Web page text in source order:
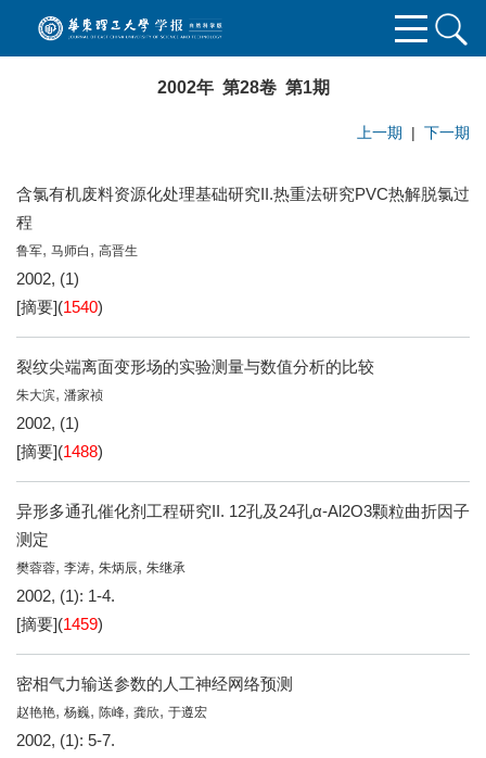
2002年 第28卷 第1期
上一期 | 下一期
含氯有机废料资源化处理基础研究II.热重法研究PVC热解脱氯过
程
鲁军, 马师白 , 高晋生
2002, (1)
[摘要](1540)
裂纹尖端离面变形场的实验测量与数值分析的比较
朱大滨, 潘家祯
2002, (1)
[摘要](1488)
异形多通孔催化剂工程研究II. 12孔及24孔α-Al2O3颗粒曲折因子
测定
樊蓉蓉, 李涛, 朱炳辰, 朱继承
2002, (1): 1-4.
[摘要](1459)
密相气力输送参数的人工神经网络预测
赵艳艳, 杨巍, 陈峰, 龚欣, 于遵宏
2002, (1): 5-7.